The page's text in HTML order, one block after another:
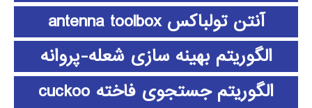
آنتن تولباکس antenna toolbox
الگوریتم بهینه سازی شعله-پروانه
الگوریتم جستجوی فاخته cuckoo